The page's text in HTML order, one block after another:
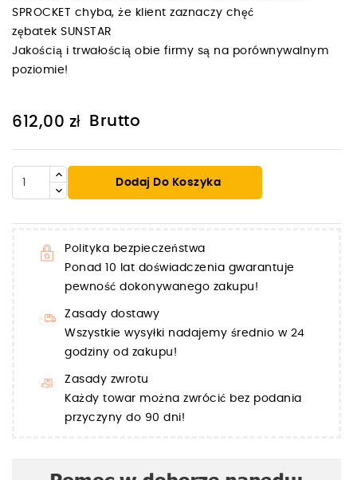
SPROCKET chyba, że klient zaznaczy chęć
zębatek SUNSTAR
Jakością i trwałością obie firmy są na porównywalnym
poziomie!
612,00 zł Brutto
Dodaj Do Koszyka
Polityka bezpieczeństwa
Ponad 10 lat doświadczenia gwarantuje
pewność dokonywanego zakupu!
Zasady dostawy
Wszystkie wysyłki nadajemy średnio w 24
godziny od zakupu!
Zasady zwrotu
Każdy towar można zwrócić bez podania
przyczyny do 90 dni!